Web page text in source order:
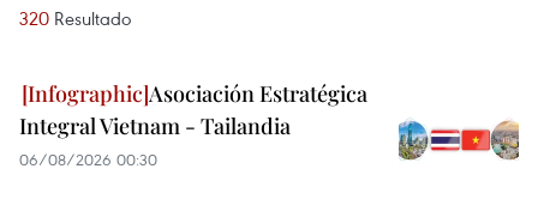
320 Resultado
Asociación Estratégica
Integral Vietnam - Tailandia
06/08/2026 00:30